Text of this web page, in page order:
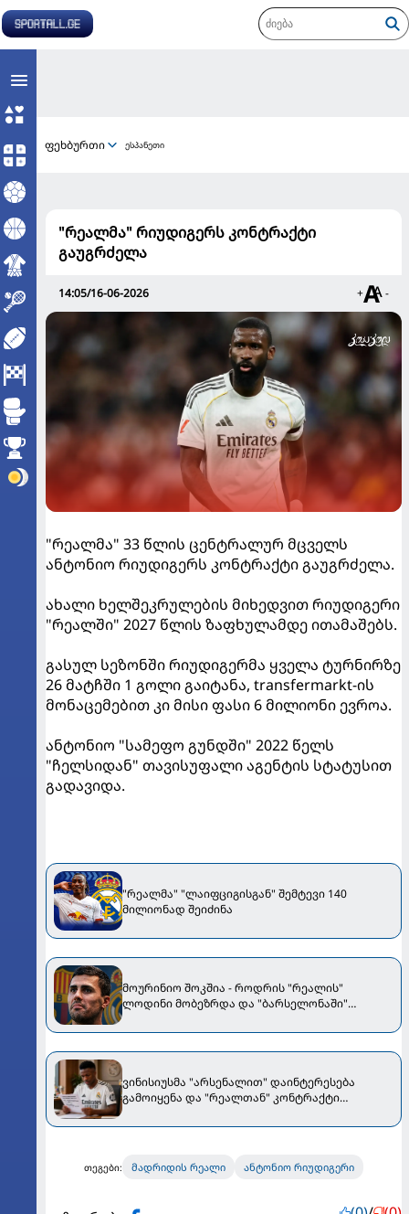
ფეხბურთი ესპანეთი
"რეალმა" რიუდიგერს კონტრაქტი
გაუგრძელა
14:05/16-06-2026 + -
"რეალმა" 33 წლის ცენტრალურ მცველს
ანტონიო რიუდიგერს კონტრაქტი გაუგრძელა.
ახალი ხელშეკრულების მიხედვით რიუდიგერი
"რეალში" 2027 წლის ზაფხულამდე ითამაშებს.
გასულ სეზონში რიუდიგერმა ყველა ტურნირზე
26 მატჩში 1 გოლი გაიტანა, transfermarkt-ის
მონაცემებით კი მისი ფასი 6 მილიონი ევროა.
ანტონიო "სამეფო გუნდში" 2022 წელს
"ჩელსიდან" თავისუფალი აგენტის სტატუსით
გადავიდა.
"რეალმა" "ლაიფციგისგან" შემტევი 140
მილიონად შეიძინა
მოურინიო შოკშია - როდრის "რეალის"
ლოდინი მობეზრდა და "ბარსელონაში"
ვინისიუსმა "არსენალით" დაინტერესება
გამოიყენა და "რეალთან" კონტრაქტი
თეგები: მადრიდის რეალი ანტონიო რიუდიგერი